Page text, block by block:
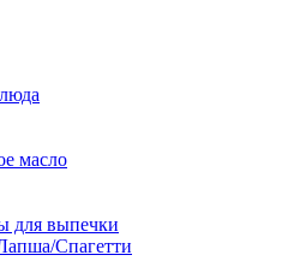
масло
для выпечки
Спагетти